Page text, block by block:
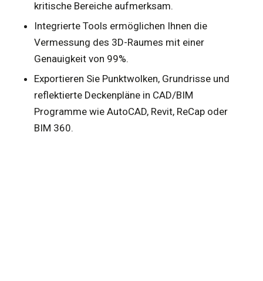
kritische Bereiche aufmerksam.
Integrierte Tools ermöglichen Ihnen die
Vermessung des 3D-Raumes mit einer
Genauigkeit von 99%.
Exportieren Sie Punktwolken, Grundrisse und
reflektierte Deckenpläne in CAD/BIM
Programme wie AutoCAD, Revit, ReCap oder
BIM 360.